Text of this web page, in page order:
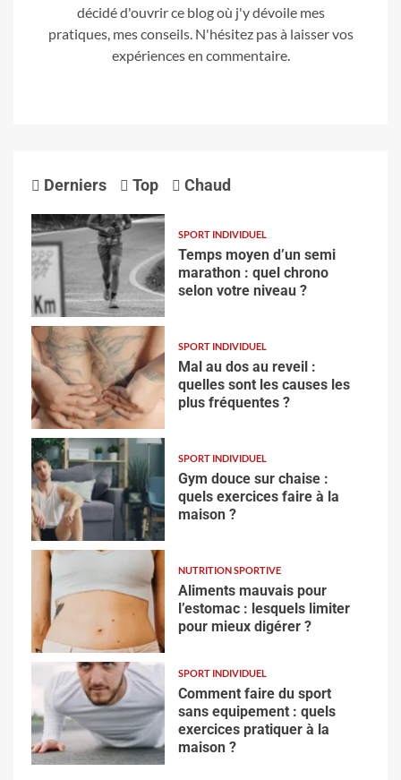
décidé d'ouvrir ce blog où j'y dévoile mes
pratiques, mes conseils. N'hésitez pas à laisser vos
expériences en commentaire.
Derniers Top Chaud
SPORT INDIVIDUEL
Temps moyen d’un semi
marathon : quel chrono
selon votre niveau ?
SPORT INDIVIDUEL
Mal au dos au reveil :
quelles sont les causes les
plus fréquentes ?
SPORT INDIVIDUEL
Gym douce sur chaise :
quels exercices faire à la
maison ?
NUTRITION SPORTIVE
Aliments mauvais pour
l’estomac : lesquels limiter
pour mieux digérer ?
SPORT INDIVIDUEL
Comment faire du sport
sans equipement : quels
exercices pratiquer à la
maison ?